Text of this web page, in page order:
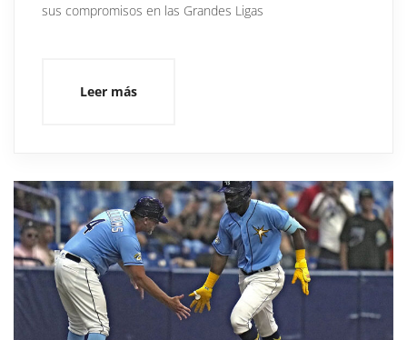
sus compromisos en las Grandes Ligas
Leer más